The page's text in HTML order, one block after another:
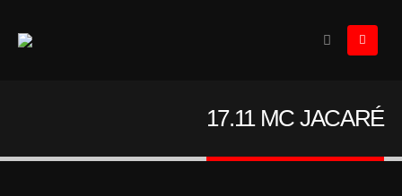
17.11MC JACARÉ